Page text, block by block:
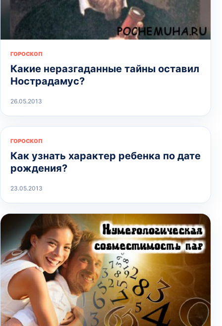
ГОРОСКОП
Какие неразгаданные тайны оставил
Нострадамус?
26.05.2013
ГОРОСКОП
Как узнать характер ребенка по дате
рождения?
23.05.2013